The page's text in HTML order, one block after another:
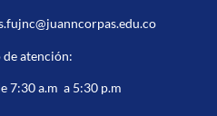
atención:
7:30 a.m a 5:30 p.m